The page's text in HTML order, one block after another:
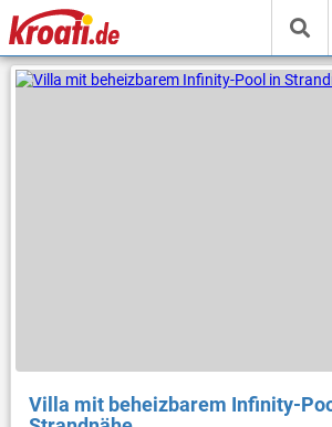
Villa mit beheizbarem Infinity-